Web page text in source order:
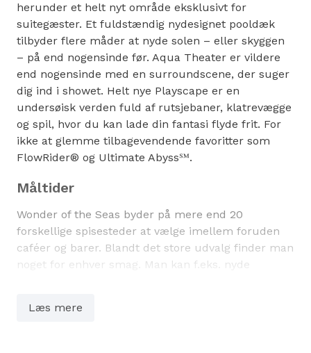
herunder et helt nyt område eksklusivt for
suitegæster. Et fuldstændig nydesignet pooldæk
tilbyder flere måder at nyde solen – eller skyggen
– på end nogensinde før. Aqua Theater er vildere
end nogensinde med en surroundscene, der suger
dig ind i showet. Helt nye Playscape er en
undersøisk verden fuld af rutsjebaner, klatrevægge
og spil, hvor du kan lade din fantasi flyde frit. For
ikke at glemme tilbagevendende favoritter som
FlowRider® og Ultimate Abyss℠.
Måltider
Wonder of the Seas byder på mere end 20
forskellige spisesteder at vælge imellem foruden
caféer og barer. Blandt det store udvalg finder man
noget for enhver smag. Man kan f.eks. nyde
MyTime Dining med mere frie spisetider.
Læs mere